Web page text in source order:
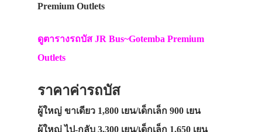
Premium Outlets
ดูตารางรถบัส JR Bus~Gotemba Premium
Outlets
ราคาค่ารถบัส
ผู้ใหญ่ ขาเดียว 1,800 เยน/เด็กเล็ก 900 เยน
ผู้ใหญ่ ไป-กลับ 3,300 เยน/เด็กเล็ก 1,650 เยน